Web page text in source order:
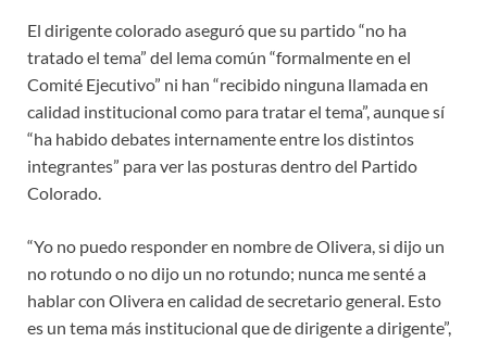
El dirigente colorado aseguró que su partido “no ha
tratado el tema” del lema común “formalmente en el
Comité Ejecutivo” ni han “recibido ninguna llamada en
calidad institucional como para tratar el tema”, aunque sí
“ha habido debates internamente entre los distintos
integrantes” para ver las posturas dentro del Partido
Colorado.
“Yo no puedo responder en nombre de Olivera, si dijo un
no rotundo o no dijo un no rotundo; nunca me senté a
hablar con Olivera en calidad de secretario general. Esto
es un tema más institucional que de dirigente a dirigente”,